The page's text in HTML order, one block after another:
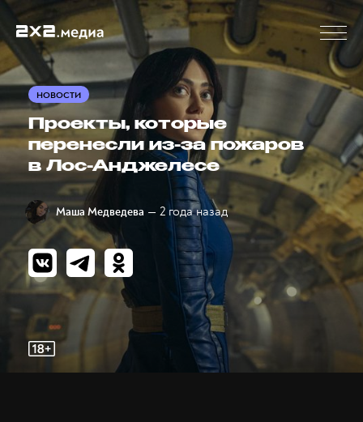
НОВОСТИ
Проекты, которые
перенесли из-за пожаров
в Лос-Анджелесе
Маша Медведева — 2 года назад